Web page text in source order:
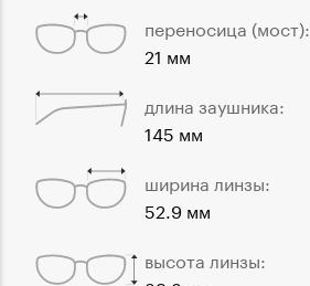
переносица (мост):
21 мм
длина заушника:
145 мм
ширина линзы:
52.9 мм
высота линзы: